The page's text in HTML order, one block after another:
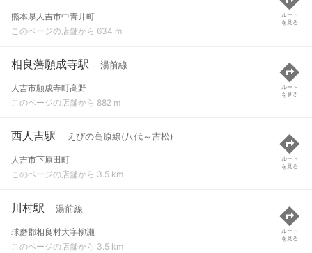
熊本県人吉市中青井町
このページの店舗から 634 m
ルート
を見る
相良藩願成寺駅 湯前線
人吉市願成寺町高野
このページの店舗から 882 m
ルート
を見る
西人吉駅 えびの高原線(八代～吉松)
人吉市下原田町
このページの店舗から 3.5 km
ルート
を見る
川村駅 湯前線
球磨郡相良村大字柳瀬
このページの店舗から 3.5 km
ルート
を見る